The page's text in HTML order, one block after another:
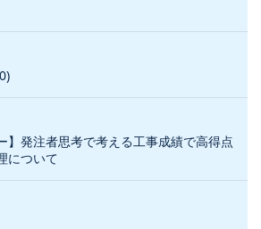
】発注者思考で考える工事成績で高得点
について